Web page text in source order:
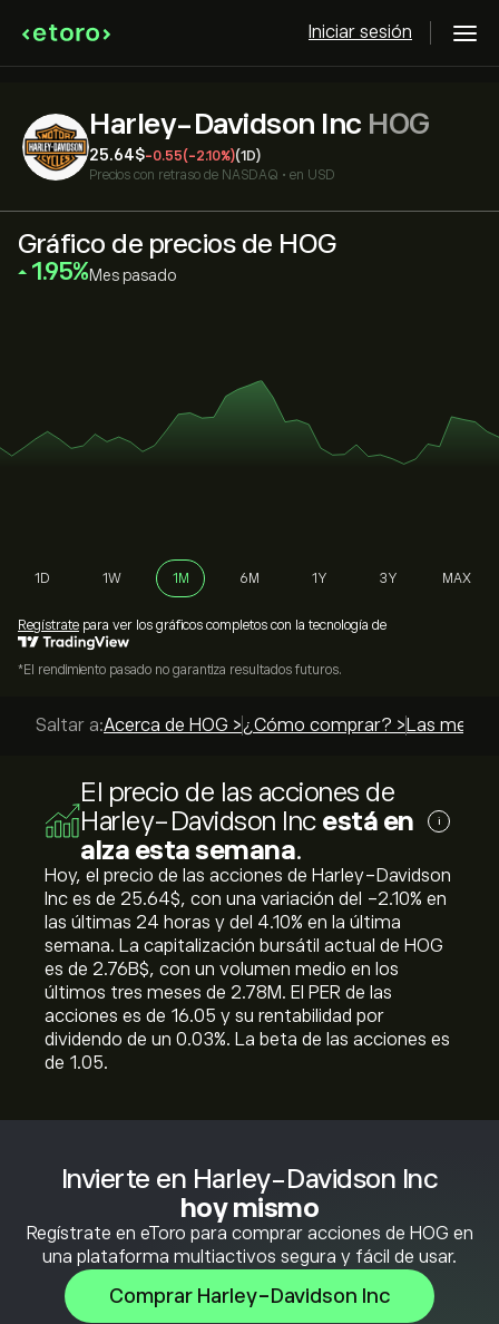
Iniciar sesión
Harley-Davidson Inc HOG
25.64‎$‎-0.55(-2.10%)(1D)
Precios con retraso de NASDAQ • en USD
Invierte en Harley-Davidson Inc
hoy mismo
Regístrate en eToro para comprar acciones de HOG en
una plataforma multiactivos segura y fácil de usar.
Comprar Harley-Davidson Inc
Gráfico de precios de HOG
‎1.95‎ Mes pasado
1D 1W 1M 6M 1Y 3Y MAX
Regístrate para ver los gráficos completos con la tecnología de
*El rendimiento pasado no garantiza resultados futuros.
Saltar a:Acerca de HOG >¿Cómo comprar? > Las
El precio de las acciones de
Harley-Davidson Inc está en
alza esta semana.
i
Hoy, el precio de las acciones de Harley-Davidson
Inc es de 25.64‎$‎, con una variación del ‎-2.10‎% en
las últimas 24 horas y del ‎4.10‎% en la última
semana. La capitalización bursátil actual de HOG
es de 2.76B‎$‎, con un volumen medio en los
últimos tres meses de 2.78M. El PER de las
acciones es de 16.05 y su rentabilidad por
dividendo de un 0.03%. La beta de las acciones es
de 1.05.